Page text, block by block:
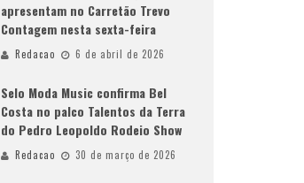
apresentam no Carretão Trevo
Contagem nesta sexta-feira
Redacao 6 de abril de 2026
Selo Moda Music confirma Bel
Costa no palco Talentos da Terra
do Pedro Leopoldo Rodeio Show
Redacao 30 de março de 2026